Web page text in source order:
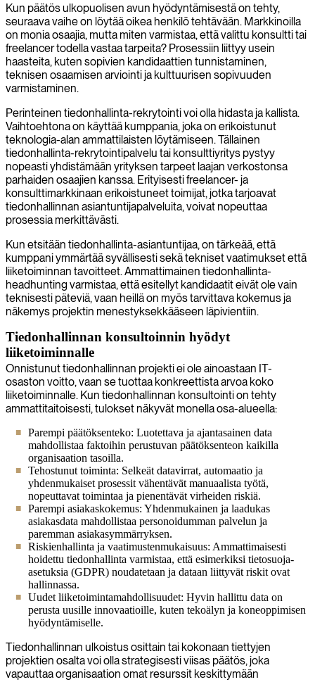
Kun päätös ulkopuolisen avun hyödyntämisestä on tehty,
seuraava vaihe on löytää oikea henkilö tehtävään. Markkinoilla
on monia osaajia, mutta miten varmistaa, että valittu konsultti tai
freelancer todella vastaa tarpeita? Prosessiin liittyy usein
haasteita, kuten sopivien kandidaattien tunnistaminen,
teknisen osaamisen arviointi ja kulttuurisen sopivuuden
varmistaminen.
Perinteinen tiedonhallinta-rekrytointi voi olla hidasta ja kallista.
Vaihtoehtona on käyttää kumppania, joka on erikoistunut
teknologia-alan ammattilaisten löytämiseen. Tällainen
tiedonhallinta-rekrytointipalvelu tai konsulttiyritys pystyy
nopeasti yhdistämään yrityksen tarpeet laajan verkostonsa
parhaiden osaajien kanssa. Erityisesti freelancer- ja
konsulttimarkkinaan erikoistuneet toimijat, jotka tarjoavat
tiedonhallinnan asiantuntijapalveluita, voivat nopeuttaa
prosessia merkittävästi.
Kun etsitään tiedonhallinta-asiantuntijaa, on tärkeää, että
kumppani ymmärtää syvällisesti sekä tekniset vaatimukset että
liiketoiminnan tavoitteet. Ammattimainen tiedonhallinta-
headhunting varmistaa, että esitellyt kandidaatit eivät ole vain
teknisesti päteviä, vaan heillä on myös tarvittava kokemus ja
näkemys projektin menestyksekkääseen läpivientiin.
Tiedonhallinnan konsultoinnin hyödyt
liiketoiminnalle
Onnistunut tiedonhallinnan projekti ei ole ainoastaan IT-
osaston voitto, vaan se tuottaa konkreettista arvoa koko
liiketoiminnalle. Kun tiedonhallinnan konsultointi on tehty
ammattitaitoisesti, tulokset näkyvät monella osa-alueella:
Parempi päätöksenteko: Luotettava ja ajantasainen data
mahdollistaa faktoihin perustuvan päätöksenteon kaikilla
organisaation tasoilla.
Tehostunut toiminta: Selkeät datavirrat, automaatio ja
yhdenmukaiset prosessit vähentävät manuaalista työtä,
nopeuttavat toimintaa ja pienentävät virheiden riskiä.
Parempi asiakaskokemus: Yhdenmukainen ja laadukas
asiakasdata mahdollistaa personoidumman palvelun ja
paremman asiakasymmärryksen.
Riskienhallinta ja vaatimustenmukaisuus: Ammattimaisesti
hoidettu tiedonhallinta varmistaa, että esimerkiksi tietosuoja-
asetuksia (GDPR) noudatetaan ja dataan liittyvät riskit ovat
hallinnassa.
Uudet liiketoimintamahdollisuudet: Hyvin hallittu data on
perusta uusille innovaatioille, kuten tekoälyn ja koneoppimisen
hyödyntämiselle.
Tiedonhallinnan ulkoistus osittain tai kokonaan tiettyjen
projektien osalta voi olla strategisesti viisas päätös, joka
vapauttaa organisaation omat resurssit keskittymään